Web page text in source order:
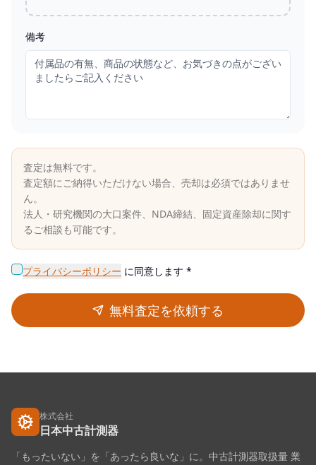
備考
査定は無料です。
査定額にご納得いただけない場合、売却は必須ではありませ
ん。
法人・研究機関の大口案件、NDA締結、固定資産除却に関す
るご相談も可能です。
プライバシーポリシー に同意します *
無料査定を依頼する
株式会社
日本中古計測器
「もったいない」を「あったら良いな」に。中古計測器取扱量 業